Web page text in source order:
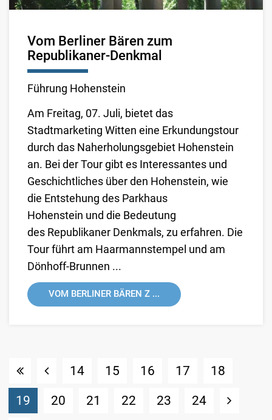
Vom Berliner Bären zum
Republikaner-Denkmal
Führung Hohenstein
Am Freitag, 07. Juli, bietet das
Stadtmarketing Witten eine Erkundungstour
durch das Naherholungsgebiet Hohenstein
an. Bei der Tour gibt es Interessantes und
Geschichtliches über den Hohenstein, wie
die Entstehung des Parkhaus
Hohenstein und die Bedeutung
des Republikaner Denkmals, zu erfahren. Die
Tour führt am Haarmannstempel und am
Dönhoff-Brunnen ...
VOM BERLINER BÄREN Z ...
14 15 16 17
18
19 (Standort)
20 21 22 23 24